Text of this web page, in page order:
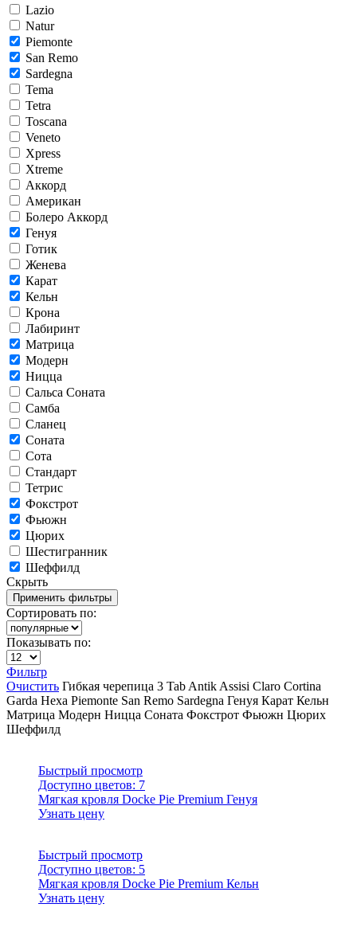
Lazio
Natur
Piemonte
San Remo
Sardegna
Tema
Tetra
Toscana
Veneto
Xpress
Xtreme
Аккорд
Американ
Болеро Аккорд
Генуя
Готик
Женева
Карат
Кельн
Крона
Лабиринт
Матрица
Модерн
Ницца
Сальса Соната
Самба
Сланец
Соната
Сота
Стандарт
Тетрис
Фокстрот
Фьюжн
Цюрих
Шестигранник
Шеффилд
Скрыть
Сортировать по:
Показывать по:
Фильтр
Очистить Гибкая черепица 3 Tab Antik Assisi Claro Cortina
Garda Hexa Piemonte San Remo Sardegna Генуя Карат Кельн
Матрица Модерн Ницца Соната Фокстрот Фьюжн Цюрих
Шеффилд
Быстрый просмотр
Доступно цветов: 7
Мягкая кровля Docke Pie Premium Генуя
Узнать цену
Быстрый просмотр
Доступно цветов: 5
Мягкая кровля Docke Pie Premium Кельн
Узнать цену